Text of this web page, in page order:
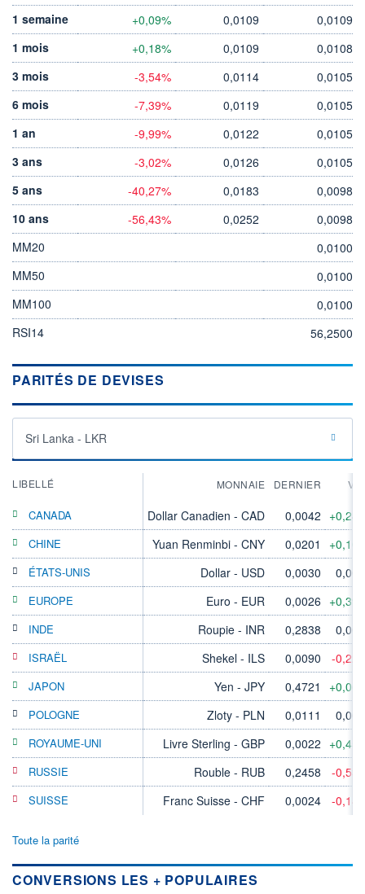
1 semaine
+0,09% 0,0109
0,0109
1 mois
+0,18% 0,0109
0,0108
3 mois
-3,54% 0,0114
0,0105
6 mois
-7,39% 0,0119
0,0105
1 an
-9,99% 0,0122
0,0105
3 ans
-3,02% 0,0126
0,0105
5 ans
-40,27% 0,0183
0,0098
10 ans
-56,43% 0,0252
0,0098
MM20
0,0100
MM50
0,0100
MM100
0,0100
RSI14
56,2500
PARITÉS DE DEVISES
Sri Lanka - LKR
LIBELLÉ MONNAIE DERNIER
CANADA Dollar Canadien - CAD 0,0042
CHINE Yuan Renminbi - CNY 0,0201
ÉTATS-UNIS Dollar - USD 0,0030
EUROPE Euro - EUR 0,0026
INDE Roupie - INR 0,2838
ISRAËL Shekel - ILS 0,0090 -
JAPON Yen - JPY 0,4721
POLOGNE Zloty - PLN 0,0111
ROYAUME-UNI Livre Sterling - GBP 0,0022
RUSSIE Rouble - RUB 0,2458 -
SUISSE Franc Suisse - CHF 0,0024 -
Toute la parité
CONVERSIONS LES + POPULAIRES